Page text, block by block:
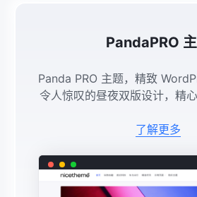
PandaPRO
Panda PRO 主题，精致
令人惊叹的昼夜双版设计，精
拥有速度与优雅兼具的极
了解更多